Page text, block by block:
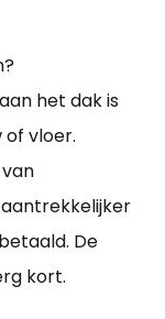
het dak is
of vloer.
De
kort.